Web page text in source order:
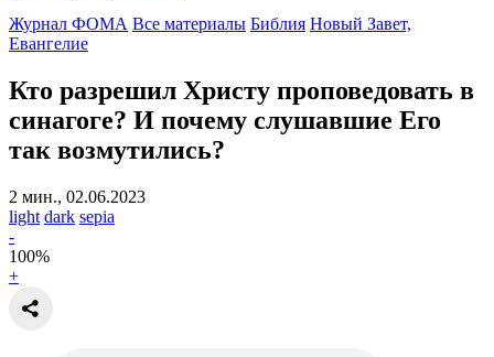
Журнал ФОМА Все материалы Библия Новый Завет,
Евангелие
Кто разрешил Христу проповедовать в
синагоге? И почему слушавшие Его
так возмутились?
2 мин., 02.06.2023
light dark sepia
-
100%
+